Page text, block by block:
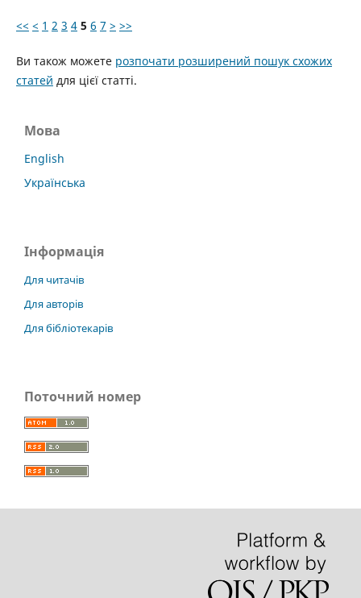
<< < 1 2 3 4 5 6 7 > >>
Ви також можете розпочати розширений пошук схожих
статей для цієї статті.
Мова
English
Українська
Інформація
Для читачів
Для авторів
Для бібліотекарів
Поточний номер